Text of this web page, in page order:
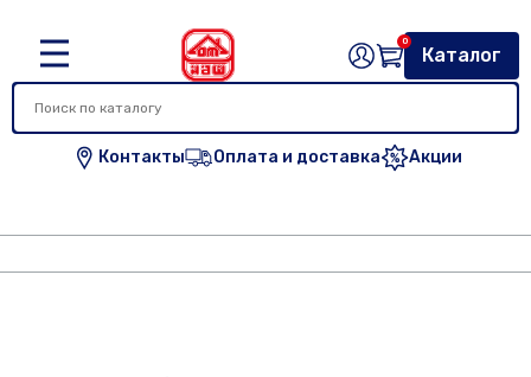
Контакты Оплата и доставка Акции
Каталог
0